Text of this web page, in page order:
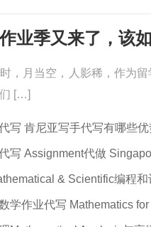
，月当空，人影稀，作为
[…]
肯尼亚写手代写有哪些优势呢？价格
代做 Singapore留学生论文代
& Scientific编程和计算 数学编程作
写 Mathematics for Economics Business代做Online